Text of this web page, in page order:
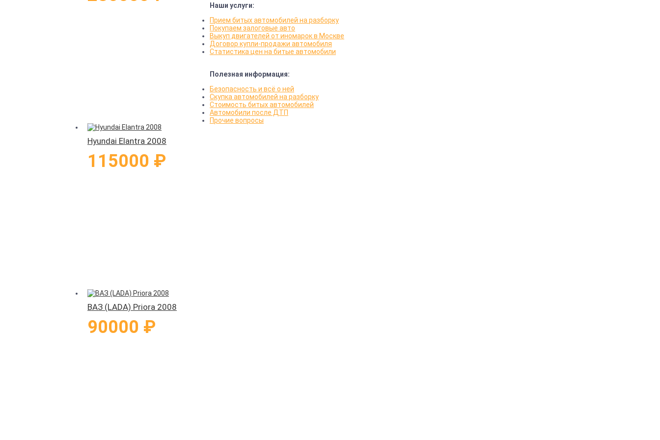
Hyundai Elantra 2008
115000 ₽
ВАЗ (LADA) Priora 2008
90000 ₽
Наши услуги:
Прием битых автомобилей на разборку
Покупаем залоговые авто
Выкуп двигателей от иномарок в Москве
Договор купли-продажи автомобиля
Статистика цен на битые автомобили
Полезная информация:
Безопасность и всё о ней
Скупка автомобилей на разборку
Стоимость битых автомобилей
Автомобили после ДТП
Прочие вопросы